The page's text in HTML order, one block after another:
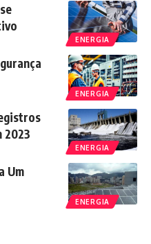
ENERGIA
ENERGIA
ENERGIA
2023
ENERGIA
Um